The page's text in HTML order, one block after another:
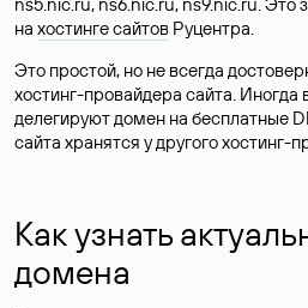
на хостинге сайтов Руцентра.
Это простой, но не всегда
хостинг-провайдера сайта. Иногда
делегируют домен на бесплатные
сайта хранятся у другого хостинг-
Как узнать
домена